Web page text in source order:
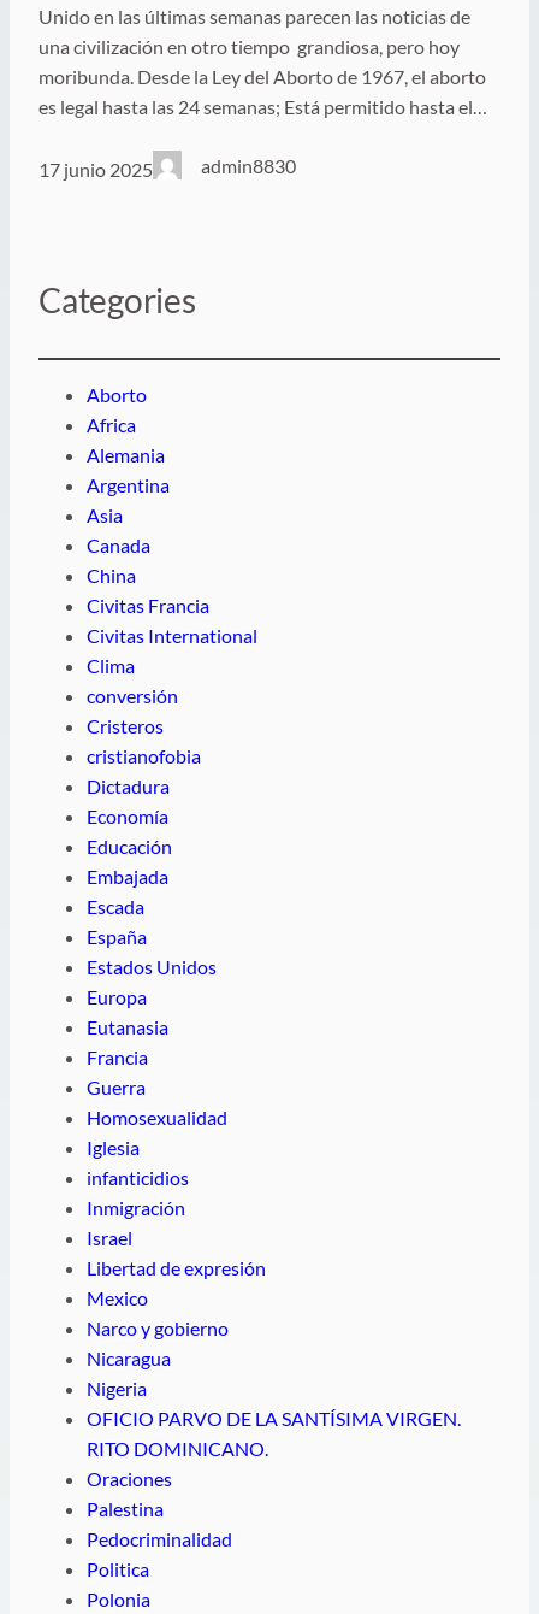
Unido en las últimas semanas parecen las noticias de
una civilización en otro tiempo grandiosa, pero hoy
moribunda. Desde la Ley del Aborto de 1967, el aborto
es legal hasta las 24 semanas; Está permitido hasta el…
17 junio 2025 admin8830
Categories
Aborto
Africa
Alemania
Argentina
Asia
Canada
China
Civitas Francia
Civitas International
Clima
conversión
Cristeros
cristianofobia
Dictadura
Economía
Educación
Embajada
Escada
España
Estados Unidos
Europa
Eutanasia
Francia
Guerra
Homosexualidad
Iglesia
infanticidios
Inmigración
Israel
Libertad de expresión
Mexico
Narco y gobierno
Nicaragua
Nigeria
OFICIO PARVO DE LA SANTÍSIMA VIRGEN.
RITO DOMINICANO.
Oraciones
Palestina
Pedocriminalidad
Politica
Polonia